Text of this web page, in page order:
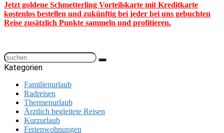
Jetzt goldene Schmetterling Vorteilskarte mit Kreditkarte
kostenlos bestellen und zukünftig bei jeder bei uns gebuchten
Reise zusätzlich Punkte sammeln und profitieren.
Kategorien
Familienurlaub
Radreisen
Thermenurlaub
Ärztlich begleitete Reisen
Kurzurlaub
Ferienwohnungen